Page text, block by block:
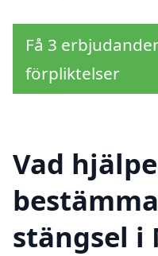
Få 3
förpliktelser
Vad
stängsel i